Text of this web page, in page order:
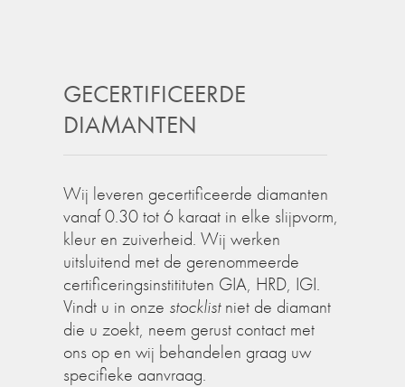
GECERTIFICEERDE
DIAMANTEN
Wij leveren gecertificeerde diamanten
vanaf 0.30 tot 6 karaat in elke slijpvorm,
kleur en zuiverheid. Wij werken
uitsluitend met de gerenommeerde
certificeringsinstitituten GIA, HRD, IGI.
Vindt u in onze stocklistniet de diamant
die u zoekt, neem gerust contact met
ons op en wij behandelen graag uw
specifieke aanvraag.